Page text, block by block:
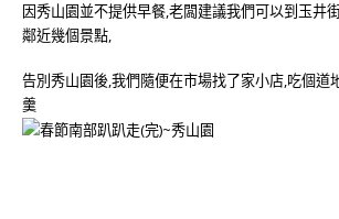
因秀山園並不提供早餐,老闆建議我們可以到玉井
鄰近幾個景點,
告別秀山園後,我們隨便在市場找了家小店,吃個道
羹